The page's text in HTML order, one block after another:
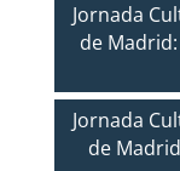
Jornada
de
Jornada
de